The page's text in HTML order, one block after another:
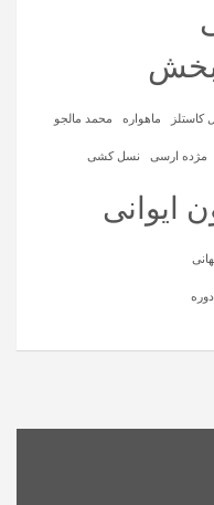
کاستلز ماهواره‌ محمد مالجو
مژده ارسی نسل کشی
ایوانی